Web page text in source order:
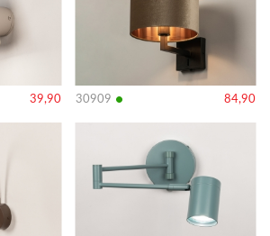
39,90 30909 • 84,90